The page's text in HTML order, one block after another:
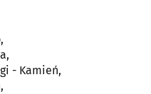
- Kamień,